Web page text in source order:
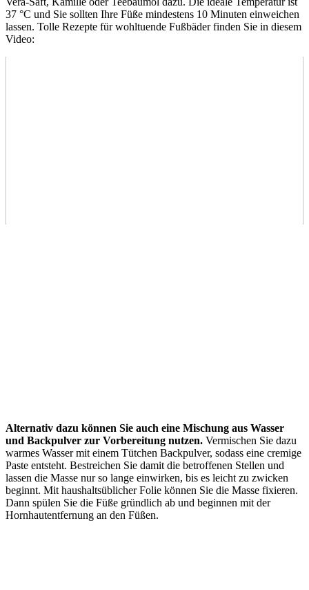
37 °C und Sie sollten Ihre Füße mindestens 10 Minuten einweichen
lassen. Tolle Rezepte für wohltuende Fußbäder finden Sie in diesem
Video:
Alternativ dazu können Sie auch eine Mischung aus Wasser
und Backpulver zur Vorbereitung nutzen. Vermischen Sie dazu
warmes Wasser mit einem Tütchen Backpulver, sodass eine cremige
Paste entsteht. Bestreichen Sie damit die betroffenen Stellen und
lassen die Masse nur so lange einwirken, bis es leicht zu zwicken
beginnt. Mit haushaltsüblicher Folie können Sie die Masse fixieren.
Dann spülen Sie die Füße gründlich ab und beginnen mit der
Hornhautentfernung an den Füßen.